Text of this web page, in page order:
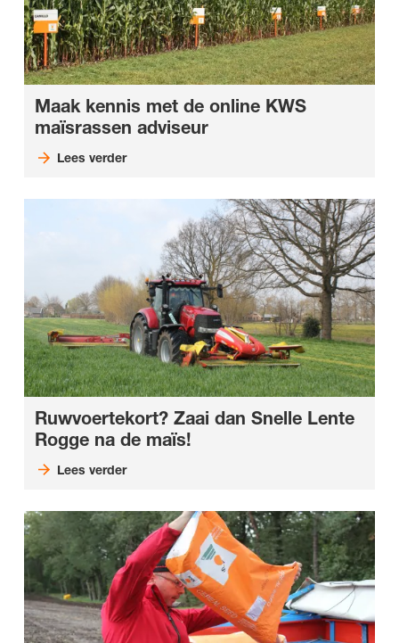
Maak kennis met de online KWS
maïsrassen adviseur
Lees verder
Ruwvoertekort? Zaai dan Snelle Lente
Rogge na de maïs!
Lees verder